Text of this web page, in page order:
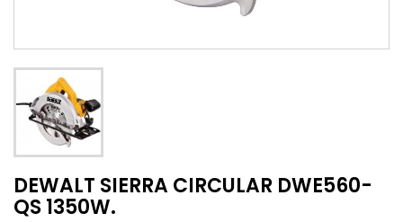
DEWALT SIERRA CIRCULAR DWE560-
QS 1350W.